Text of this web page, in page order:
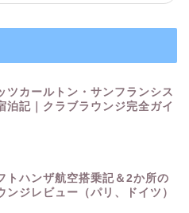
ツカールトン・サンフランシス
泊記｜クラブラウンジ完全ガイ
トハンザ航空搭乗記＆2か所の
ンジレビュー（パリ、ドイツ）